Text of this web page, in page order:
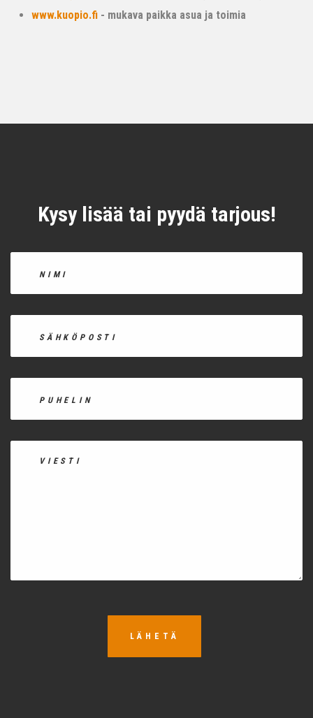
www.kuopio.fi - mukava paikka asua ja toimia
Kysy lisää tai pyydä tarjous!
LÄHETÄ